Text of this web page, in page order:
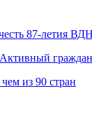
87-летия
из 90 стран